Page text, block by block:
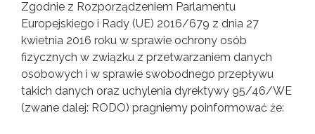
Zgodnie z Rozporządzeniem Parlamentu
Europejskiego i Rady (UE) 2016/679 z dnia 27
kwietnia 2016 roku w sprawie ochrony osób
fizycznych w związku z przetwarzaniem danych
osobowych i w sprawie swobodnego przepływu
takich danych oraz uchylenia dyrektywy 95/46/WE
(zwane dalej: RODO) pragniemy poinformować że: